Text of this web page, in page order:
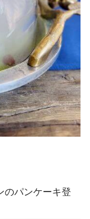
のパンケーキ登